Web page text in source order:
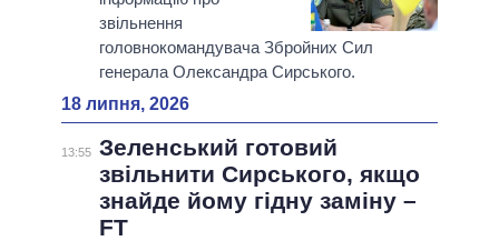
звільнення
головнокомандувача Збройних Сил
генерала Олександра Сирського.
18 липня, 2026
13:55 Зеленський готовий
звільнити Сирського, якщо
знайде йому гідну заміну –
FT